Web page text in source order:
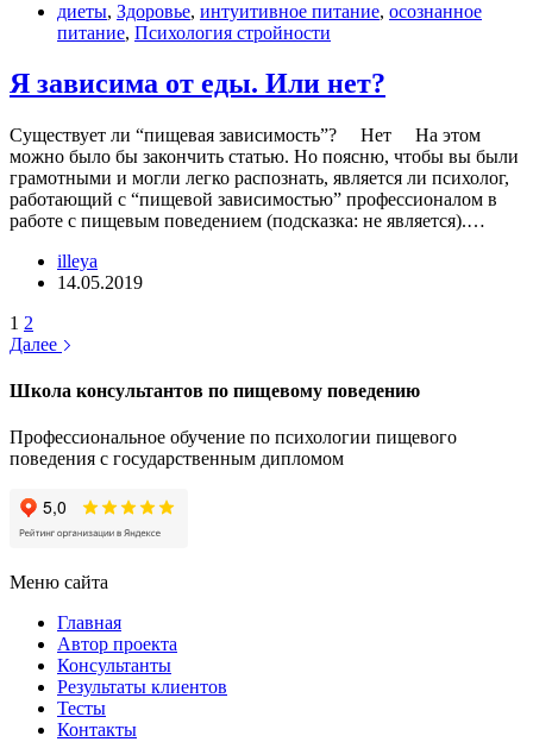
диеты, Здоровье, интуитивное питание, осознанное
питание, Психология стройности
Я зависима от еды. Или нет?
Существует ли “пищевая зависимость”? ⠀ Нет ⠀ На этом
можно было бы закончить статью. Но поясню, чтобы вы были
грамотными и могли легко распознать, является ли психолог,
работающий с “пищевой зависимостью” профессионалом в
работе с пищевым поведением (подсказка: не является).…
illeya
14.05.2019
1 2
Далее
Школа консультантов по пищевому поведению
Профессиональное обучение по психологии пищевого
поведения с государственным дипломом
Меню сайта
Главная
Автор проекта
Консультанты
Результаты клиентов
Тесты
Контакты